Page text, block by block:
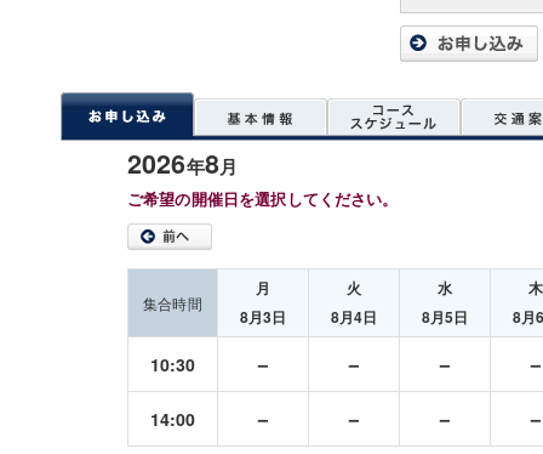
2026年8月
ご希望の開催日を選択してください。
集合時間
月
8月3日
火
8月4日
水
8月5日
木
8月
10:30 － － －
14:00 － － －